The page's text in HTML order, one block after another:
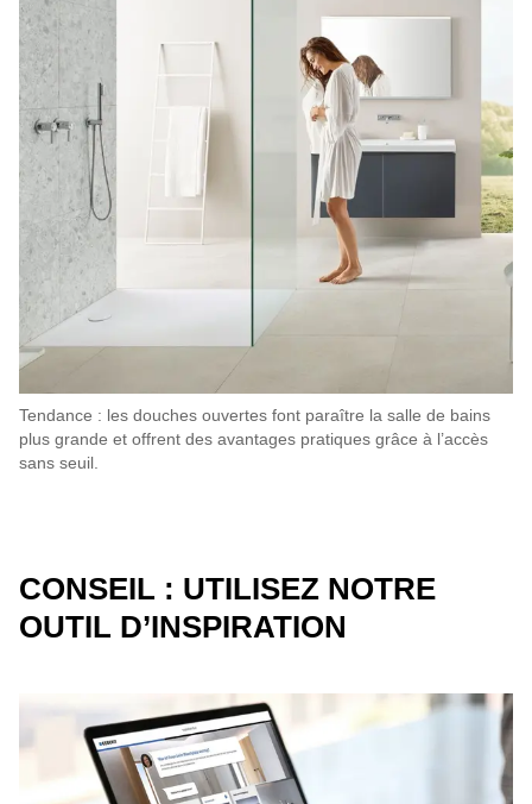
Tendance : les douches ouvertes font paraître la salle de bains
plus grande et offrent des avantages pratiques grâce à l’accès
sans seuil.
CONSEIL : UTILISEZ NOTRE
OUTIL D’INSPIRATION